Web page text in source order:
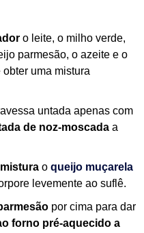
o leite, o milho verde,
parmesão, o azeite e o
obter uma mistura
untada apenas com
de noz-moscada a
o queijo muçarela
levemente ao suflê.
por cima para dar
forno pré-aquecido a